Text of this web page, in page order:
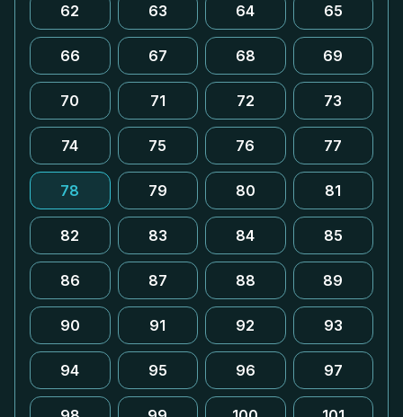
62 63 64 65
66 67 68 69
70 71 72 73
74 75 76 77
78 79 80 81
82 83 84 85
86 87 88 89
90 91 92 93
94 95 96 97